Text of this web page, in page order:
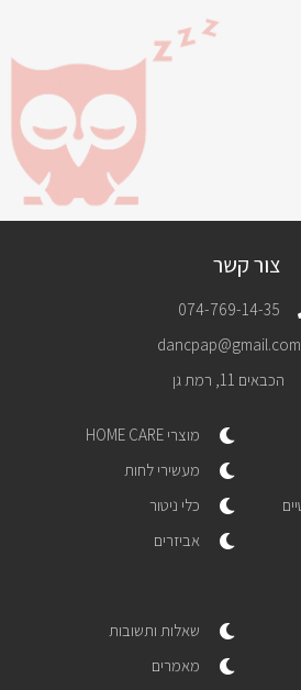
צור קשר
074-769-14-35
dancpap@gmail.com
הכבאים 11, רמת גן
מוצרי HOME CARE
מעשירי לחות
כלי ניטור
אביזרים
שאלות ותשובות
מאמרים